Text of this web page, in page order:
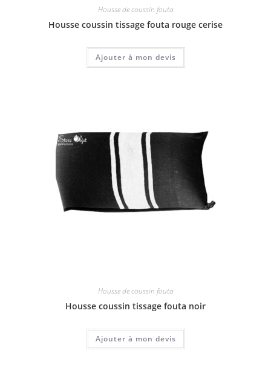
Housse de coussin fouta
Housse coussin tissage fouta rouge cerise
Ajouter à mon devis
Housse de coussin fouta
Housse coussin tissage fouta noir
Ajouter à mon devis